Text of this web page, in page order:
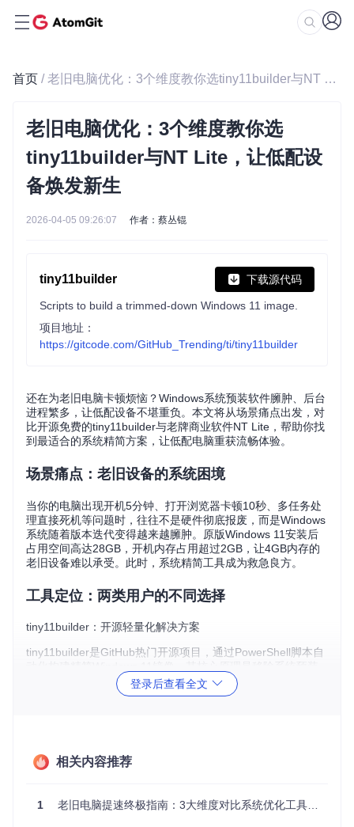
首页 / 老旧电脑优化：3个维度教你选tiny11builder与NT Lite，让低配设备焕发新生
老旧电脑优化：3个维度教你选
tiny11builder与NT Lite，让低配设
备焕发新生
2026-04-05 09:26:07 作者：蔡丛锟
tiny11builder 下载源代码
Scripts to build a trimmed-down Windows 11 image.
项目地址：
https://gitcode.com/GitHub_Trending/ti/tiny11builder
还在为老旧电脑卡顿烦恼？Windows系统预装软件臃肿、后台
进程繁多，让低配设备不堪重负。本文将从场景痛点出发，对
比开源免费的tiny11builder与老牌商业软件NT Lite，帮助你找
到最适合的系统精简方案，让低配电脑重获流畅体验。
场景痛点：老旧设备的系统困境
当你的电脑出现开机5分钟、打开浏览器卡顿10秒、多任务处
理直接死机等问题时，往往不是硬件彻底报废，而是Windows
系统随着版本迭代变得越来越臃肿。原版Windows 11安装后
占用空间高达28GB，开机内存占用超过2GB，让4GB内存的
老旧设备难以承受。此时，系统精简工具成为救急良方。
工具定位：两类用户的不同选择
tiny11builder：开源轻量化解决方案
tiny11builder是GitHub热门开源项目，通过PowerShell脚本自
应用（如Edge、Xbox组件）、禁用非必要服务（如Windows
Update），并通过autounattend.xml实现无人值守安装。项目
能添加
tiny11Coremaker.ps1：极致精简，移除WinSxS组件存储，
适用人群画像：
登录后查看全文
相关内容推荐
1 老旧电脑提速终极指南：3大维度对比系统优化工具，让你的设备焕发新生